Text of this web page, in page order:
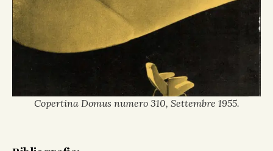
Copertina Domus numero 310, Settembre 1955.